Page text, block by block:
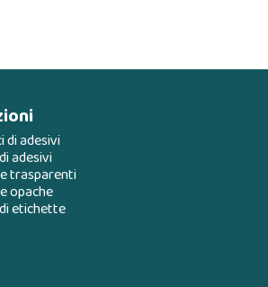
di adesivi
adesivi
trasparenti
opache
etichette